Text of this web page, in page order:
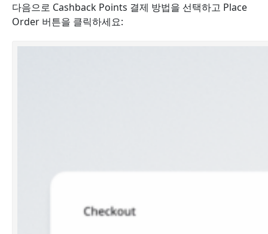
다음으로 Cashback Points 결제 방법을 선택하고 Place
Order 버튼을 클릭하세요: